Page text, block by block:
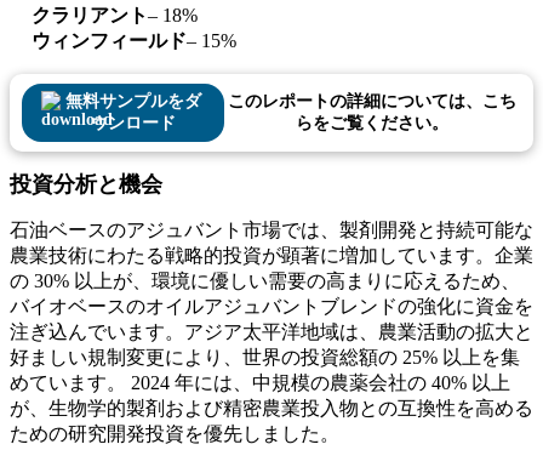
クラリアント– 18%
ウィンフィールド– 15%
無料サンプルをダ
ウンロード
このレポートの詳細については、こち
らをご覧ください。
投資分析と機会
石油ベースのアジュバント市場では、製剤開発と持続可能な
農業技術にわたる戦略的投資が顕著に増加しています。企業
の 30% 以上が、環境に優しい需要の高まりに応えるため、
バイオベースのオイルアジュバントブレンドの強化に資金を
注ぎ込んでいます。アジア太平洋地域は、農業活動の拡大と
好ましい規制変更により、世界の投資総額の 25% 以上を集
めています。 2024 年には、中規模の農薬会社の 40% 以上
が、生物学的製剤および精密農業投入物との互換性を高める
ための研究開発投資を優先しました。